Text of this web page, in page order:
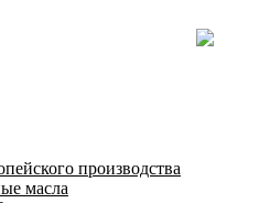
производства
масла